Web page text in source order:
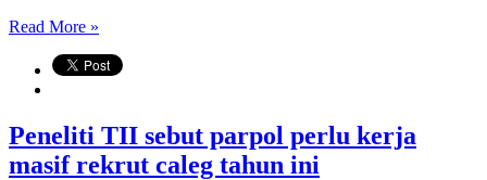
Read More »
Peneliti TII sebut parpol perlu kerja
masif rekrut caleg tahun ini